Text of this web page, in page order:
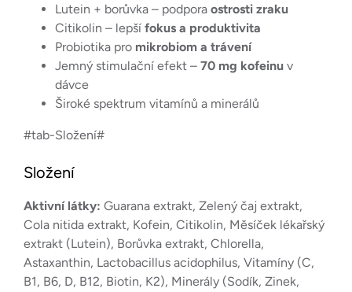
Lutein + borůvka – podpora ostrosti zraku
Citikolin – lepší fokus a produktivita
Probiotika pro mikrobiom a trávení
Jemný stimulační efekt – 70 mg kofeinu v
dávce
Široké spektrum vitamínů a minerálů
#tab-Složení#
Složení
Aktivní látky: Guarana extrakt, Zelený čaj extrakt,
Cola nitida extrakt, Kofein, Citikolin, Měsíček lékařský
extrakt (Lutein), Borůvka extrakt, Chlorella,
Astaxanthin, Lactobacillus acidophilus, Vitamíny (C,
B1, B6, D, B12, Biotin, K2), Minerály (Sodík, Zinek,